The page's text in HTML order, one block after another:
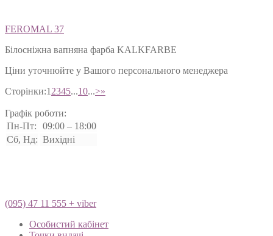
FEROMAL 37
Білосніжна вапняна фарба KALKFARBE
Ціни уточнюйте у Вашого персонального менеджера
Сторінки:1 2345...10...>»
Графік роботи:
Пн-Пт:
09:00 – 18:00
Сб, Нд: Вихідні
(095) 47 11 555 + viber
Особистий кабінет